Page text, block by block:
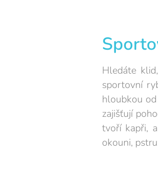
Hledáte
sportovní
hloubkou
zajišťují
tvoří kapři,
okouni,